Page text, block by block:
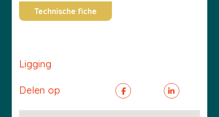
Technische fiche
Ligging
Delen op